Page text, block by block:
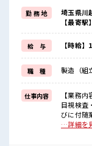
家族や友人と一緒
≪動きやすい制服ア
制服があるので、
毎日の服装の悩み
≪初めての仕事だ
新しいことにチャ
しっかり働く環境
イチからスキルUP
≪様々なお仕事を
一人で悩まず気軽
派遣のお仕事です！
■職場の雰囲気
勤 務 地
埼玉県川
【最寄
給 与 【時給
職 種 製造（組
仕事内容
【業務
目視検査
びに付随
事PR ≪
…詳細を